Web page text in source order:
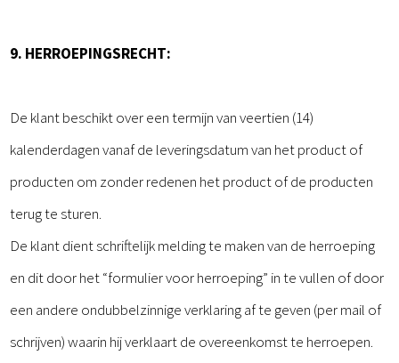
9. HERROEPINGSRECHT:
De klant beschikt over een termijn van veertien (14)
kalenderdagen vanaf de leveringsdatum van het product of
producten om zonder redenen het product of de producten
terug te sturen.
De klant dient schriftelijk melding te maken van de herroeping
en dit door het “formulier voor herroeping” in te vullen of door
een andere ondubbelzinnige verklaring af te geven (per mail of
schrijven) waarin hij verklaart de overeenkomst te herroepen.